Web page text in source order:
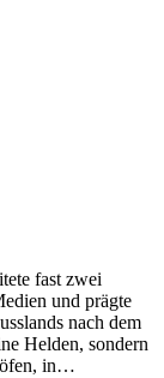
fast zwei
und prägte
nach dem
Helden, sondern
in…